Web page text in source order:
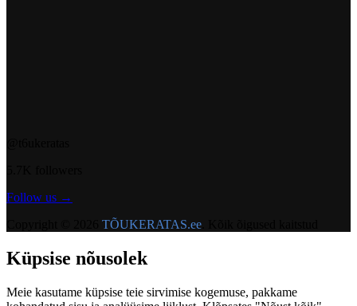
Follow us →
TÕUKERATAS.ee
Küpsise nõusolek
Meie kasutame küpsise teie sirvimise kogemuse, pakkame